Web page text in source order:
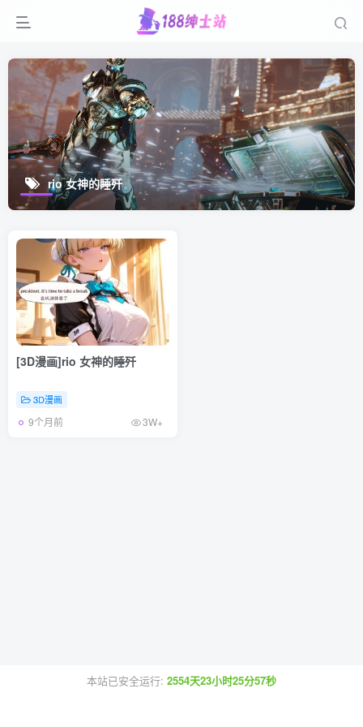
rio 女神的睡歼
[3D漫画]rio 女神的睡歼
3D漫画
9个月前 3W+
本站已安全运行: 2554天23小时25分57秒